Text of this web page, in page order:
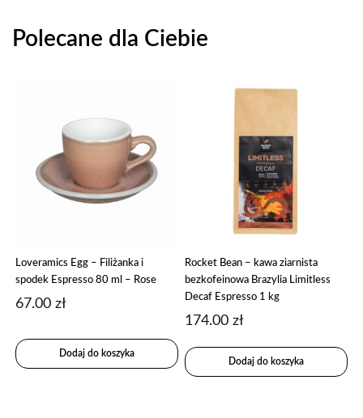
Polecane dla Ciebie
Loveramics Egg – Filiżanka i
spodek Espresso 80 ml – Rose
67.00zł
Dodaj do koszyka
Rocket Bean – kawa ziarnista
bezkofeinowa Brazylia Limitless
Decaf Espresso 1 kg
174.00zł
Dodaj do koszyka